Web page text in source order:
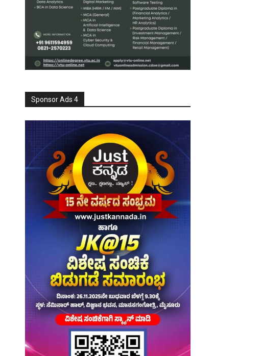
Sponsor Ads 4